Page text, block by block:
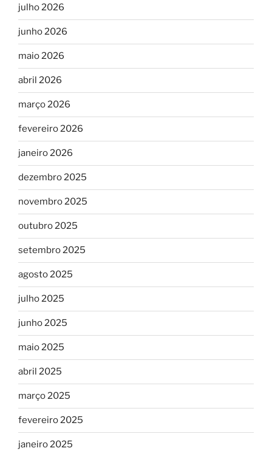
julho 2026
junho 2026
maio 2026
abril 2026
março 2026
fevereiro 2026
janeiro 2026
dezembro 2025
novembro 2025
outubro 2025
setembro 2025
agosto 2025
julho 2025
junho 2025
maio 2025
abril 2025
março 2025
fevereiro 2025
janeiro 2025